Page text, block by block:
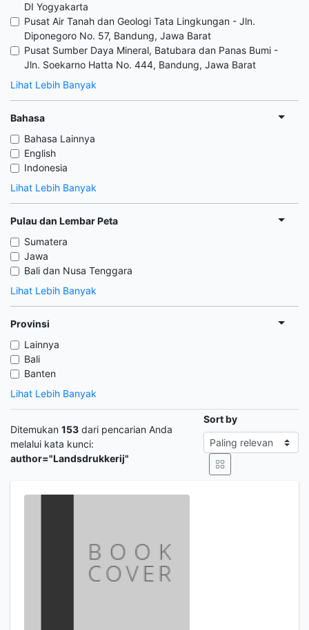
DI Yogyakarta
Pusat Air Tanah dan Geologi Tata Lingkungan - Jln.
Diponegoro No. 57, Bandung, Jawa Barat
Pusat Sumber Daya Mineral, Batubara dan Panas Bumi -
Jln. Soekarno Hatta No. 444, Bandung, Jawa Barat
Lihat Lebih Banyak
Bahasa
Bahasa Lainnya
English
Indonesia
Lihat Lebih Banyak
Pulau dan Lembar Peta
Sumatera
Jawa
Bali dan Nusa Tenggara
Lihat Lebih Banyak
Provinsi
Lainnya
Bali
Banten
Lihat Lebih Banyak
Ditemukan 153 dari pencarian Anda
melalui kata kunci:
author="Landsdrukkerij"
Sort by